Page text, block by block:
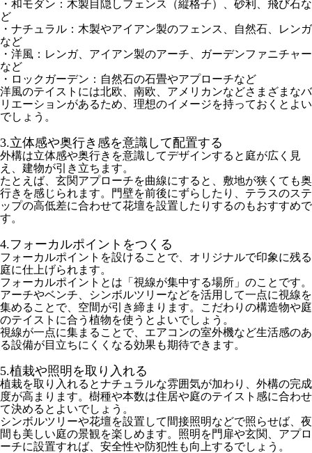
・和モダン：木製目隠しフェンス（縦格子）、砂利、飛び石な
ど
・ナチュラル：木製やアイアン製のフェンス、自然石、レンガ
など
・洋風：レンガ、アイアン製のアーチ、ガーデンファニチャー
など
・ロックガーデン：自然石の石畳やアプローチなど
洋風のテイストには北欧、南欧、アメリカンなどさまざまなバ
リエーションがあるため、理想のイメージを持っておくとよい
でしょう。
3.立体感や奥行き感を意識して配置する
外構は立体感や奥行きを意識してデザインすると庭が広く見
え、建物が引き立ちます。
たとえば、玄関アプローチを曲線にすると、敷地が狭くても奥
行きを感じられます。門壁を前後にずらしたり、テラスのステ
ップの高低差に合わせて花壇を設置したりするのもおすすめで
す。
4.フォーカルポイントをつくる
フォーカルポイントを設けることで、オリジナルで印象に残る
庭に仕上げられます。
フォーカルポイントとは「視線が集中する場所」のことです。
アーチやベンチ、シンボルツリーなどを活用して一点に視線を
集めることで、空間が引き締まります。こだわりの構造物や庭
のテイストに合う植物を使うとよいでしょう。
視線が一点に集まることで、エアコンの室外機など生活感のあ
る設備が目立ちにくくなる効果も期待できます。
5.植栽や照明を取り入れる
植栽を取り入れるとナチュラルな雰囲気が加わり、外構の完成
度が高まります。樹種や本数は住居や庭のテイスト感に合わせ
て決めるとよいでしょう。
シンボルツリーや花壇を設置して間接照明などで照らせば、夜
間も美しい庭の景観を楽しめます。照明を門扉や玄関、アプロ
ーチに設置すれば、安全性や防犯性も向上するでしょう。